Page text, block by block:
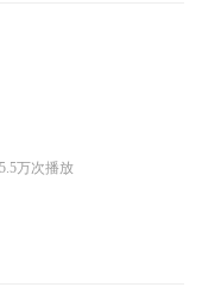
万次播放